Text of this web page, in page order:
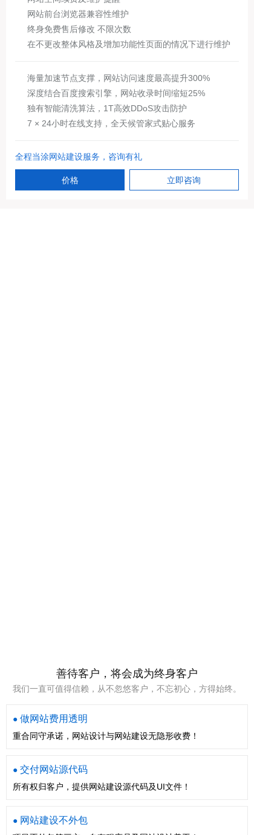
网站前台浏览器兼容性维护
终身免费售后修改 不限次数
在不更改整体风格及增加功能性页面的情况下进行维护
海量加速节点支撑，网站访问速度最高提升300%
深度结合百度搜索引擎，网站收录时间缩短25%
独有智能清洗算法，1T高效DDoS攻击防护
7 × 24小时在线支持，全天候管家式贴心服务
全程当涂网站建设服务，咨询有礼
价格 立即咨询
善待客户，将会成为终身客户
我们一直可值得信赖，从不忽悠客户，不忘初心，方得始终。
● 做网站费用透明
重合同守承诺，网站设计与网站建设无隐形收费！
● 交付网站源代码
所有权归客户，提供网站建设源代码及UI文件！
● 网站建设不外包